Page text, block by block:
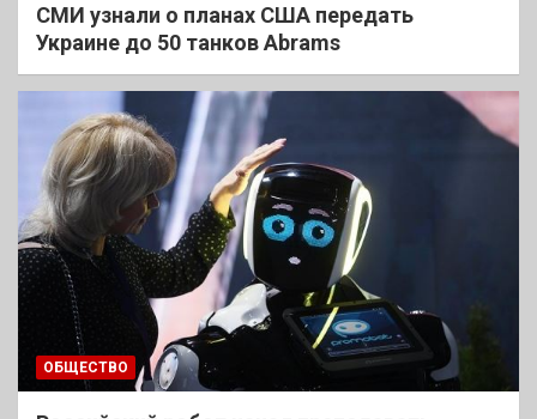
СМИ узнали о планах США передать
Украине до 50 танков Abrams
ОБЩЕСТВО